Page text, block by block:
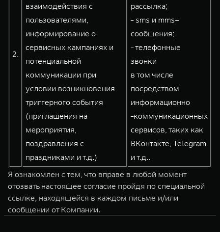
2.
взаимодействия с
пользователями,
информирование о
сервисных кампаниях и
потенциальной
коммуникации при
условии возникновения
триггерного события
(приглашения на
мероприятия,
поздравления с
праздниками и т.д.)
рассылка;
- sms и mms–
сообщения;
- телефонные
звонки
в том числе
посредством
информационно
-коммуникационных
сервисов, таких как
ВКонтакте, Telegram
и т.д..
Я ознакомлен с тем, что вправе в любой момент
отозвать настоящее согласие пройдя по специальной
ссылке, находящейся в каждом письме и/или
сообщении от Компании.